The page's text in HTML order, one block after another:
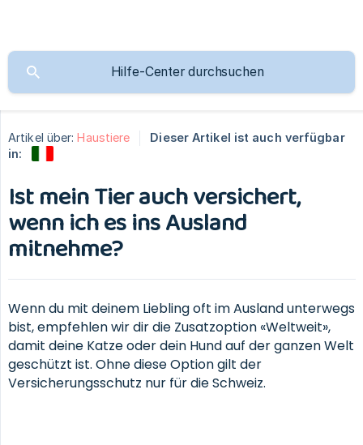
Artikel über: Haustiere
Dieser Artikel ist auch verfügbar
in:
Ist mein Tier auch versichert,
wenn ich es ins Ausland
mitnehme?
Wenn du mit deinem Liebling oft im Ausland unterwegs
bist, empfehlen wir dir die Zusatzoption «Weltweit»,
damit deine Katze oder dein Hund auf der ganzen Welt
geschützt ist. Ohne diese Option gilt der
Versicherungsschutz nur für die Schweiz.